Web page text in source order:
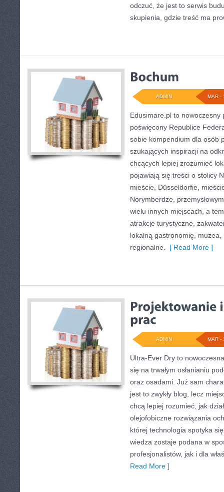
odczuć, że jest to serwis
skupienia, gdzie treść ma
MAR -
ADMIN
Edusimare.pl to nowoczesny
poświęcony Republice
sobie kompendium dla osób
szukających inspiracji na
chcących lepiej zrozumieć
pojawiają się treści o stolicy
mieście, Düsseldorfie,
Norymberdze,
wielu innych miejscach, a
atrakcje turystyczne,
lokalną gastronomię,
regionalne.
[ Read More ]
MAR -
ADMIN
Ultra-Ever Dry to
się na trwałym osłanianiu
oraz osadami. Już sam
jest to zwykły blog, lecz
chcą lepiej rozumieć, jak
olejofobiczne rozwiązania
której technologia spotyka
wiedza zostaje podana w
profesjonalistów, jak i dla
Read More ]